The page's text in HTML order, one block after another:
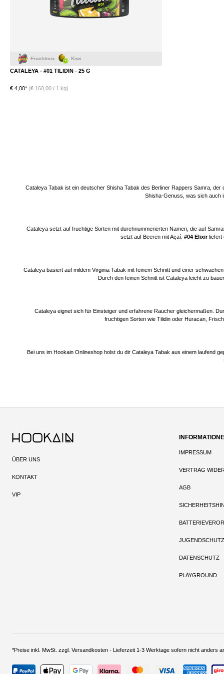
Kiwi
CATALEYA - #01 TILIDIN - 25 G
€ 4,00* (€ 160,00 / 1 kg)
Cataleya Tabak ist ein deutscher Shisha Tabak des Berliner Rappers Samra, der
Shisha-Genuss, was sich auch
Cataleya setzt auf fruchtige Sorten mit durchnummerierten Namen, die auf
setzt auf Beeren mit Açaí. #04 Elixirliefert
Cataleya basiert auf mildem Virginia Tabak mit feinem Schnitt und einer
Durch den feinen Schnitt ist Cataleya leicht zu
Cataleya eignet sich für Einsteiger und erfahrene Raucher gleichermaßen.
fruchtigen Sorten wie Tilidin oder Huracan,
Bei uns im Hookain Onlineshop holst du dir Cataleya Tabak aus einem laufend
ÜBER UNS
KONTAKT
VIP
IMPRESSUM
VERTRAG
AGB
JUGENDSCHUTZ
DATENSCHUTZ
PLAYGROUND
*Preise inkl. MwSt. zzgl. Versandkosten - Lieferzeit 1-3 Werktage sofern nicht anders